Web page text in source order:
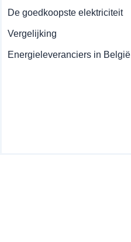
De goedkoopste elektriciteit
Vergelijking
Energieleveranciers in België